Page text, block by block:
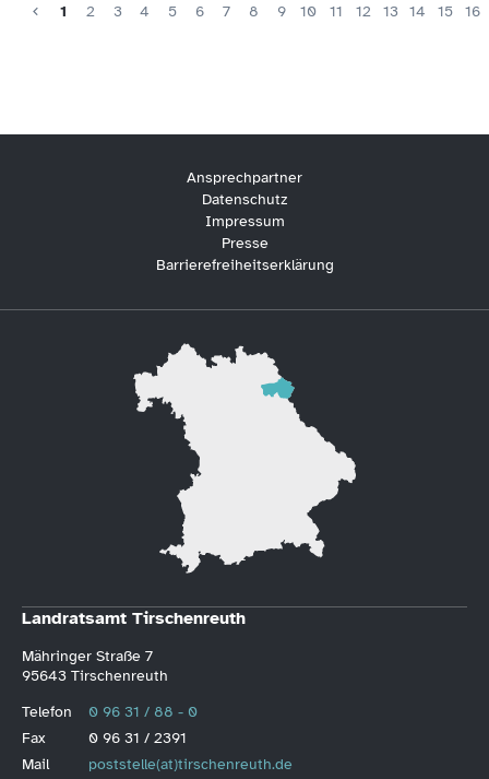
1 2 3 4 5 6 7 8 9 10 11 12 13 14 15 16
Ansprechpartner
Datenschutz
Impressum
Presse
Barrierefreiheitserklärung
Landratsamt Tirschenreuth
Mähringer Straße 7
95643 Tirschenreuth
Telefon
0 96 31 / 88 - 0
Fax
0 96 31 / 2391
Mail
poststelle(at)tirschenreuth.de